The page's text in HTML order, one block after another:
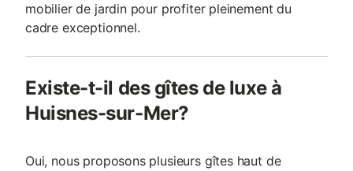
mobilier de jardin pour profiter pleinement du
cadre exceptionnel.
Existe-t-il des gîtes de luxe à
Huisnes-sur-Mer?
Oui, nous proposons plusieurs gîtes haut de